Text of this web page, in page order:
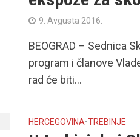
9. Avgusta 2016.
BEOGRAD – Sednica
program i članove
rad će biti...
HERCEGOVINA•TREBINJE